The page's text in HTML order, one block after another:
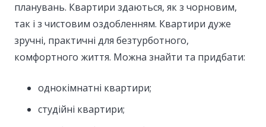
планувань. Квартири здаються, як з чорновим,
так і з чистовим оздобленням. Квартири дуже
зручні, практичні для безтурботного,
комфортного життя. Можна знайти та придбати:
однокімнатні квартири;
студійні квартири;